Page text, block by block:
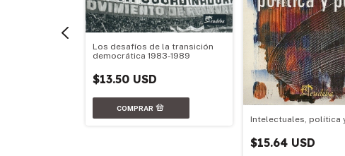
Los desafíos de la transición
democrática 1983-1989
$13.50 USD
Intelectuales, política
$15.64 USD